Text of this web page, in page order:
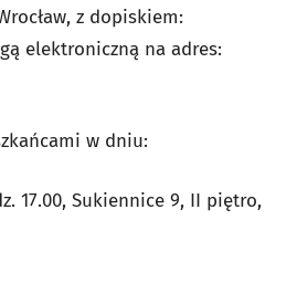
z dopiskiem:
elektroniczną na adres:
w dniu:
17.00, Sukiennice 9, II piętro,